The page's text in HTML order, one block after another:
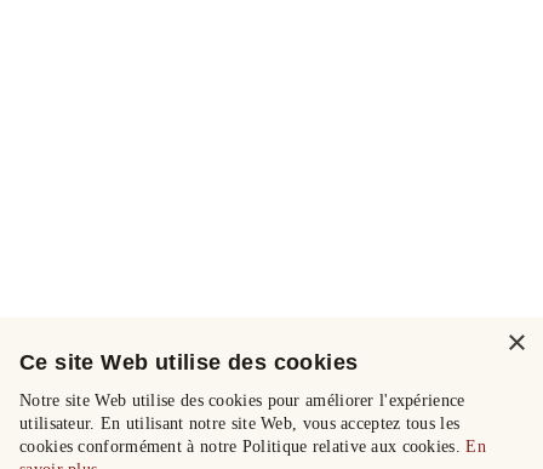
×
Ce site Web utilise des cookies
Notre site Web utilise des cookies pour améliorer l'expérience
utilisateur. En utilisant notre site Web, vous acceptez tous les
cookies conformément à notre Politique relative aux cookies.En